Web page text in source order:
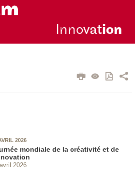
Innovation
2026
mondiale de la créativité et de
2026